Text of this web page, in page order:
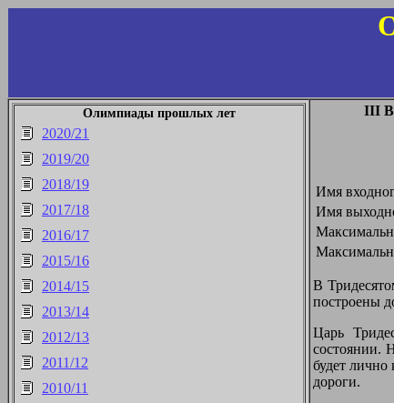
Олимпиады прошлых лет
2020/21
2019/20
2018/19
2017/18
2016/17
2015/16
2014/15
2013/14
2012/13
2011/12
2010/11
III
Имя
Имя
В
построены
Царь
состоянии.
будет лично
дороги.